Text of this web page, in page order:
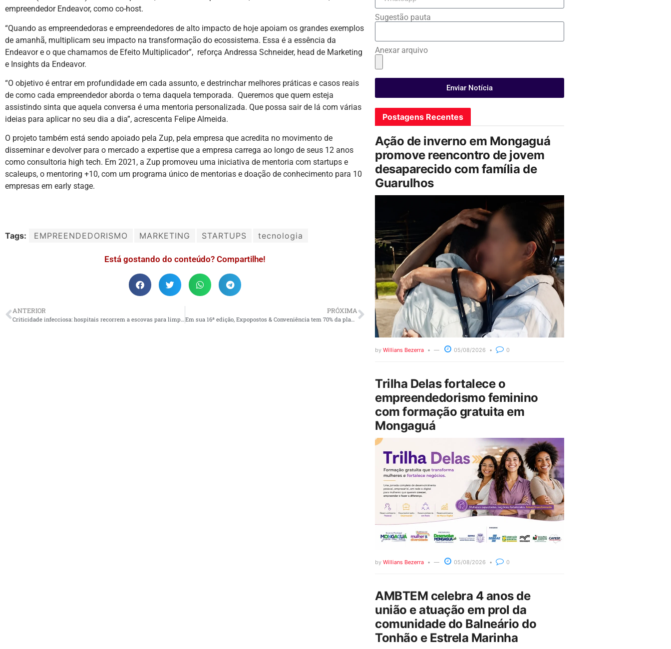
empreendedor Endeavor, como co-host.
“Quando as empreendedoras e empreendedores de alto impacto de hoje apoiam os grandes exemplos
de amanhã, multiplicam seu impacto na transformação do ecossistema. Essa é a essência da
Endeavor e o que chamamos de Efeito Multiplicador”, reforça Andressa Schneider, head de Marketing
e Insights da Endeavor.
“O objetivo é entrar em profundidade em cada assunto, e destrinchar melhores práticas e casos reais
de como cada empreendedor aborda o tema daquela temporada. Queremos que quem esteja
assistindo sinta que aquela conversa é uma mentoria personalizada. Que possa sair de lá com várias
ideias para aplicar no seu dia a dia”, acrescenta Felipe Almeida.
O projeto também está sendo apoiado pela Zup, pela empresa que acredita no movimento de
disseminar e devolver para o mercado a expertise que a empresa carrega ao longo de seus 12 anos
como consultoria high tech. Em 2021, a Zup promoveu uma iniciativa de mentoria com startups e
scaleups, o mentoring +10, com um programa único de mentorias e doação de conhecimento para 10
empresas em early stage.
Tags: EMPREENDEDORISMO MARKETING STARTUPS tecnologia
Está gostando do conteúdo? Compartilhe!
ANTERIOR
Criticidade infecciosa: hospitais recorrem a escovas para limpeza segura
PRÓXIMA
Em sua 16ª edição, Expopostos & Conveniência tem 70% da planta comercializada
Sugestão pauta
Anexar arquivo
Enviar Notícia
Postagens Recentes
Ação de inverno em Mongaguá
promove reencontro de jovem
desaparecido com família de
Guarulhos
by Willians Bezerra 05/08/2026 0
Trilha Delas fortalece o
empreendedorismo feminino
com formação gratuita em
Mongaguá
by Willians Bezerra 05/08/2026 0
AMBTEM celebra 4 anos de
união e atuação em prol da
comunidade do Balneário do
Tonhão e Estrela Marinha